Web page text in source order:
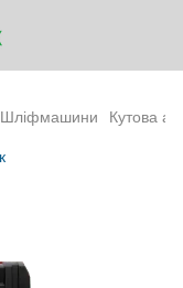
Шліфмашини Кутова